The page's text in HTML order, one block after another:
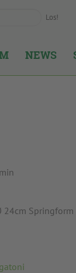
Los!
NEWS
24cm Springform